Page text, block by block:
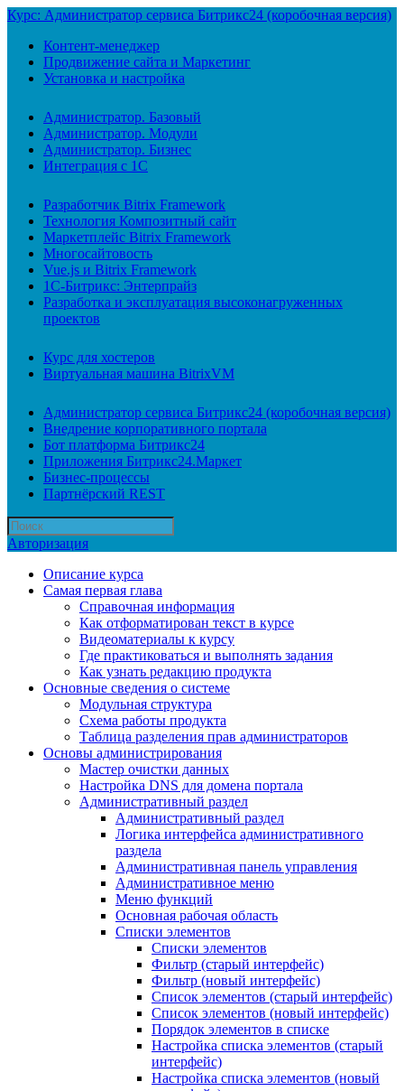
Курс: Администратор сервиса Битрикс24 (коробочная версия)
Контент-менеджер
Продвижение сайта и Маркетинг
Установка и настройка
Администратор. Базовый
Администратор. Модули
Администратор. Бизнес
Интеграция с 1С
Разработчик Bitrix Framework
Технология Композитный сайт
Маркетплейс Bitrix Framework
Многосайтовость
Vue.js и Bitrix Framework
1С-Битрикс: Энтерпрайз
Разработка и эксплуатация высоконагруженных
проектов
Курс для хостеров
Виртуальная машина BitrixVM
Администратор сервиса Битрикс24 (коробочная версия)
Внедрение корпоративного портала
Бот платформа Битрикс24
Приложения Битрикс24.Маркет
Бизнес-процессы
Партнёрский REST
Авторизация
Описание курса
Самая первая глава
Справочная информация
Как отформатирован текст в курсе
Видеоматериалы к курсу
Где практиковаться и выполнять задания
Как узнать редакцию продукта
Основные сведения о системе
Модульная структура
Схема работы продукта
Таблица разделения прав администраторов
Основы администрирования
Мастер очистки данных
Настройка DNS для домена портала
Административный раздел
Административный раздел
Логика интерфейса административного
раздела
Административная панель управления
Административное меню
Меню функций
Основная рабочая область
Списки элементов
Списки элементов
Фильтр (старый интерфейс)
Фильтр (новый интерфейс)
Список элементов (старый интерфейс)
Список элементов (новый интерфейс)
Порядок элементов в списке
Настройка списка элементов (старый
интерфейс)
Настройка списка элементов (новый